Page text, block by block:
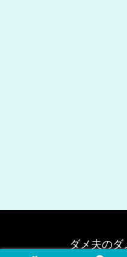
ダメ夫のダ